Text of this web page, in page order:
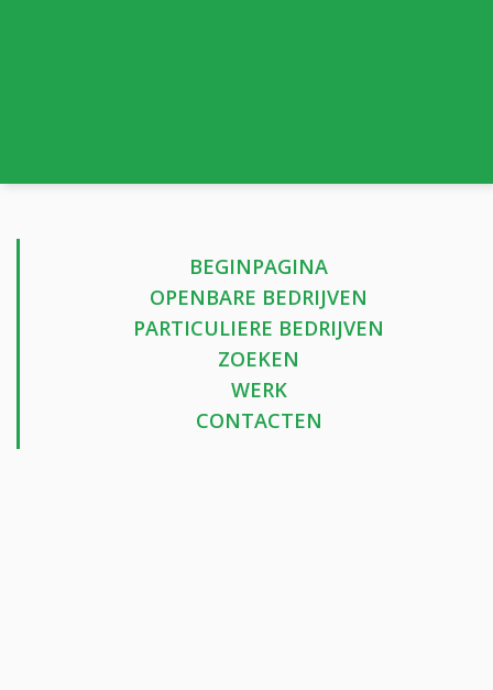
BEGINPAGINA
OPENBARE BEDRIJVEN
PARTICULIERE BEDRIJVEN
ZOEKEN
WERK
CONTACTEN